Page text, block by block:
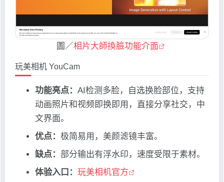
圖／相片大師換臉功能介面
玩美相机 YouCam
功能亮点： AI检测多脸，自选换脸部位，支持
动画照片和视频即换即用，直接分享社交，中
文界面。
优点： 极简易用，美颜滤镜丰富。
缺点： 部分输出有浮水印，速度受限于素材。
体验入口： 玩美相机官方